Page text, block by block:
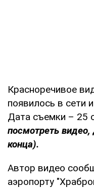
Красноречивое
появилось в сети
Дата съемки – 25
посмотреть видео,
конца).
Автор видео
аэропорту